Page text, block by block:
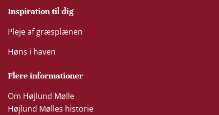
Inspiration til dig
Pleje af græsplænen
Høns i haven
Flere informationer
Om Højlund Mølle
Højlund Mølles historie